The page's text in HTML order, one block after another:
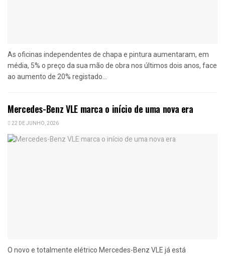
As oficinas independentes de chapa e pintura aumentaram, em
média, 5% o preço da sua mão de obra nos últimos dois anos, face
ao aumento de 20% registado...
Mercedes-Benz VLE marca o início de uma nova era
22 DE JUNHO, 2026
O novo e totalmente elétrico Mercedes-Benz VLE já está